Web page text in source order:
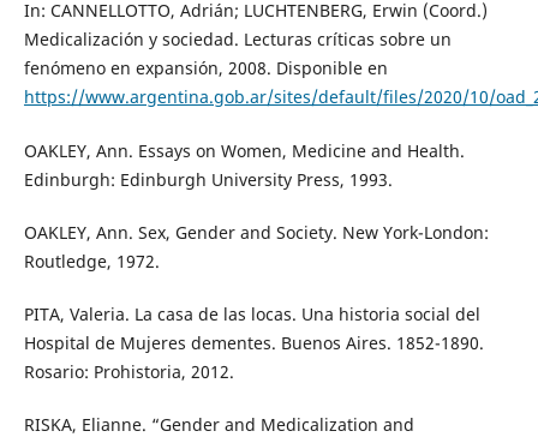
In: CANNELLOTTO, Adrián; LUCHTENBERG, Erwin (Coord.)
Medicalización y sociedad. Lecturas críticas sobre un
fenómeno en expansión, 2008. Disponible en
https://www.argentina.gob.ar/sites/default/files/2020/10/
OAKLEY, Ann. Essays on Women, Medicine and Health.
Edinburgh: Edinburgh University Press, 1993.
OAKLEY, Ann. Sex, Gender and Society. New York-London:
Routledge, 1972.
PITA, Valeria. La casa de las locas. Una historia social del
Hospital de Mujeres dementes. Buenos Aires. 1852-1890.
Rosario: Prohistoria, 2012.
RISKA, Elianne. “Gender and Medicalization and